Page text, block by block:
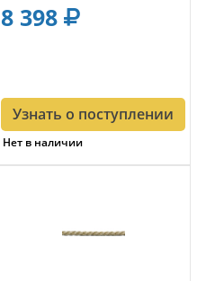
8 398
Узнать о поступлении
Нет в наличии